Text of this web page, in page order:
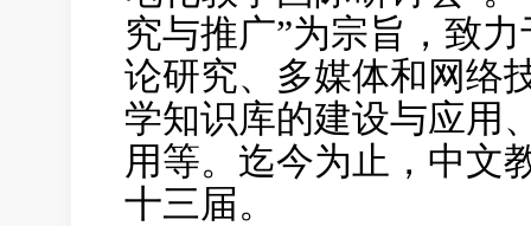
究与推广”为宗旨，致
论研究、多媒体和网络
学知识库的建设与应用
用等。迄今为止，中文
十三届。